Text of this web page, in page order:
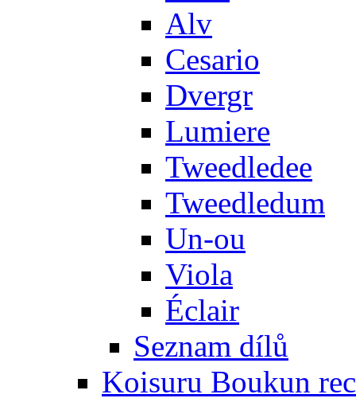
Alv
Cesario
Dvergr
Lumiere
Tweedledee
Tweedledum
Un-ou
Viola
Éclair
Seznam dílů
Koisuru Boukun